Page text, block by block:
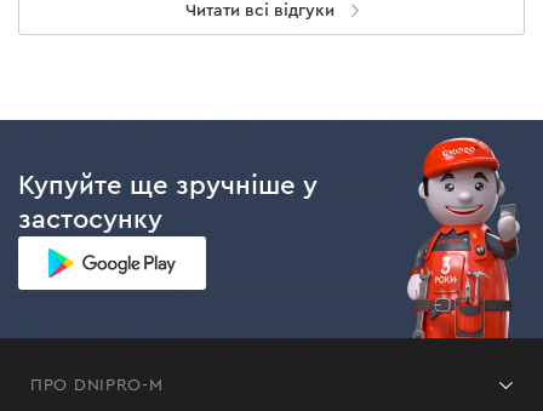
Читати всі відгуки
Купуйте ще зручніше у
застосунку
ПРО DNIPRO-M